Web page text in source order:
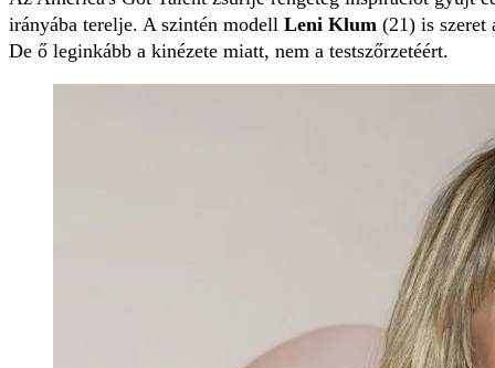
irányába terelje. A szintén modell Leni Klum (21) is szeret
De ő leginkább a kinézete miatt, nem a testszőrzetéért.